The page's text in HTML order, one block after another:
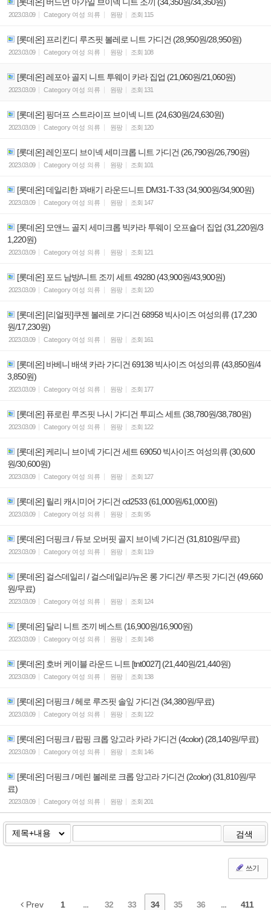
2023.03.09 Category 여성 의류 원팡 조회 115
[롯데온] 프리킨디 루즈핏 볼레로 니트 가디건 (28,950원/28,950원)
2023.03.09 Category 여성 의류 원팡 조회 108
[롯데온] 레포아 골지 니트 투웨이 카라 집업 (21,060원/21,060원)
2023.03.09 Category 여성 의류 원팡 조회 131
[롯데온] 핑더프 스트라이프 브이넥 니트 (24,630원/24,630원)
2023.03.09 Category 여성 의류 원팡 조회 120
[롯데온] 레인포디 브이넥 세미크롭 니트 가디건 (26,790원/26,790원)
2023.03.09 Category 여성 의류 원팡 조회 101
[롯데온] 데일리한 꽈배기 라운드니트 DM31-T-33 (34,900원/34,900원)
2023.03.09 Category 여성 의류 원팡 조회 147
[롯데온] 모앤느 골지 세미크롭 빅카라 투웨이 오프숄더 집업 (31,220원/3
1,220원)
2023.03.09 Category 여성 의류 원팡 조회 121
[롯데온] 포드 남방/니트 조끼 세트 49280 (43,900원/43,900원)
2023.03.09 Category 여성 의류 원팡 조회 120
[롯데온] [리얼핏]쿠젠 볼레로 가디건 68958 빅사이즈 여성의류 (17,230
원/17,230원)
2023.03.09 Category 여성 의류 원팡 조회 161
[롯데온] 바베니 배색 카라 가디건 69138 빅사이즈 여성의류 (43,850원/4
3,850원)
2023.03.09 Category 여성 의류 원팡 조회 177
[롯데온] 퓨로린 루즈핏 나시 가디건 투피스 세트 (38,780원/38,780원)
2023.03.09 Category 여성 의류 원팡 조회 122
[롯데온] 케리니 브이넥 가디건 세트 69050 빅사이즈 여성의류 (30,600
원/30,600원)
2023.03.09 Category 여성 의류 원팡 조회 127
[롯데온] 릴리 캐시미어 가디건 cd2533 (61,000원/61,000원)
2023.03.09 Category 여성 의류 원팡 조회 95
[롯데온] 더핑크 / 듀보 오버핏 골지 브이넥 가디건 (31,810원/무료)
2023.03.09 Category 여성 의류 원팡 조회 119
[롯데온] 걸스데일리 / 걸스데일리/뉴온 롱 가디건/ 루즈핏 가디건 (49,660
원/무료)
2023.03.09 Category 여성 의류 원팡 조회 124
[롯데온] 달리 니트 조끼 베스트 (16,900원/16,900원)
2023.03.09 Category 여성 의류 원팡 조회 148
[롯데온] 호버 케이블 라운드 니트 [tnt0027] (21,440원/21,440원)
2023.03.09 Category 여성 의류 원팡 조회 138
[롯데온] 더핑크 / 헤로 루즈핏 솔잎 가디건 (34,380원/무료)
2023.03.09 Category 여성 의류 원팡 조회 122
[롯데온] 더핑크 / 팝핑 크롭 앙고라 카라 가디건 (4color) (28,140원/무료)
2023.03.09 Category 여성 의류 원팡 조회 146
[롯데온] 더핑크 / 메린 볼레로 크롭 앙고라 가디건 (2color) (31,810원/무
료)
2023.03.09 Category 여성 의류 원팡 조회 201
검색
쓰기
Prev 1 ... 32 33 34 35 36 ... 411